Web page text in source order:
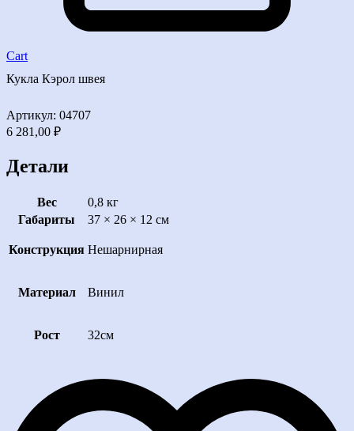
Cart
Кукла Кэрол швея
Артикул: 04707
6 281,00 ₽
Детали
Вес
0,8 кг
Габариты
37 × 26 × 12 см
Конструкция Нешарнирная
Материал Винил
Рост 32см